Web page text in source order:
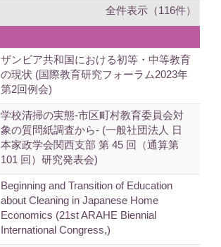
全件表示（116件）
ザンビア共和国における初等・中等教育
の現状 (国際教育研究フォーラム2023年
第2回例会)
学校清掃の実態‐市区町村教育委員会対
象の質問紙調査から‐ (一般社団法人 日
本家政学会関西支部 第 45 回（通算第
101 回）研究発表会)
Beginning and Transition of Education
about Cleaning in Japanese Home
Economics (21st ARAHE Biennial
International Congress,)